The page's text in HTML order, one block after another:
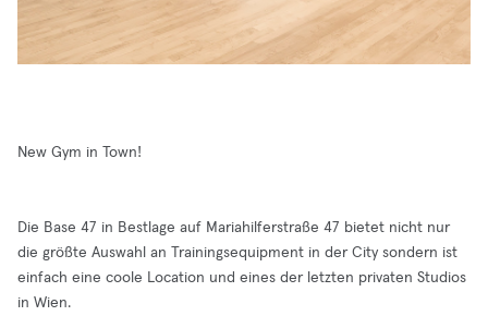
New Gym in Town!
Die Base 47 in Bestlage auf Mariahilferstraße 47 bietet nicht nur
die größte Auswahl an Trainingsequipment in der City sondern ist
einfach eine coole Location und eines der letzten privaten Studios
in Wien.